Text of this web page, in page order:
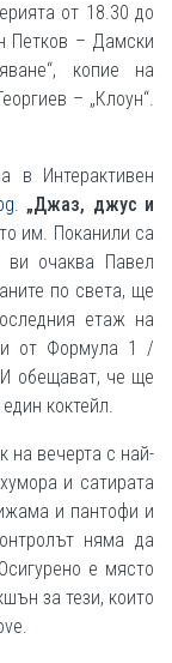
от 18.30 до
Петков – Дамски
копие на
– „Клоун“.
в Интерактивен
. „Джаз, джус и
им. Поканили са
ви очаква Павел
по света, ще
етаж на
от Формула 1 /
обещават, че ще
коктейл.
на вечерта с най-
и сатирата
и пантофи и
няма да
е място
за тези, които